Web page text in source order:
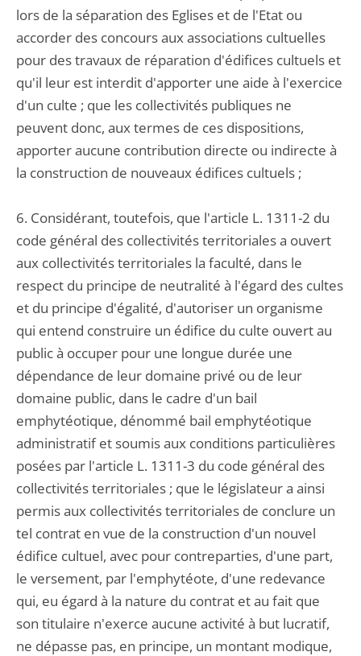
lors de la séparation des Eglises et de l'Etat ou
accorder des concours aux associations cultuelles
pour des travaux de réparation d'édifices cultuels et
qu'il leur est interdit d'apporter une aide à l'exercice
d'un culte ; que les collectivités publiques ne
peuvent donc, aux termes de ces dispositions,
apporter aucune contribution directe ou indirecte à
la construction de nouveaux édifices cultuels ;
6. Considérant, toutefois, que l'article L. 1311-2 du
code général des collectivités territoriales a ouvert
aux collectivités territoriales la faculté, dans le
respect du principe de neutralité à l'égard des cultes
et du principe d'égalité, d'autoriser un organisme
qui entend construire un édifice du culte ouvert au
public à occuper pour une longue durée une
dépendance de leur domaine privé ou de leur
domaine public, dans le cadre d'un bail
emphytéotique, dénommé bail emphytéotique
administratif et soumis aux conditions particulières
posées par l'article L. 1311-3 du code général des
collectivités territoriales ; que le législateur a ainsi
permis aux collectivités territoriales de conclure un
tel contrat en vue de la construction d'un nouvel
édifice cultuel, avec pour contreparties, d'une part,
le versement, par l'emphytéote, d'une redevance
qui, eu égard à la nature du contrat et au fait que
son titulaire n'exerce aucune activité à but lucratif,
ne dépasse pas, en principe, un montant modique,